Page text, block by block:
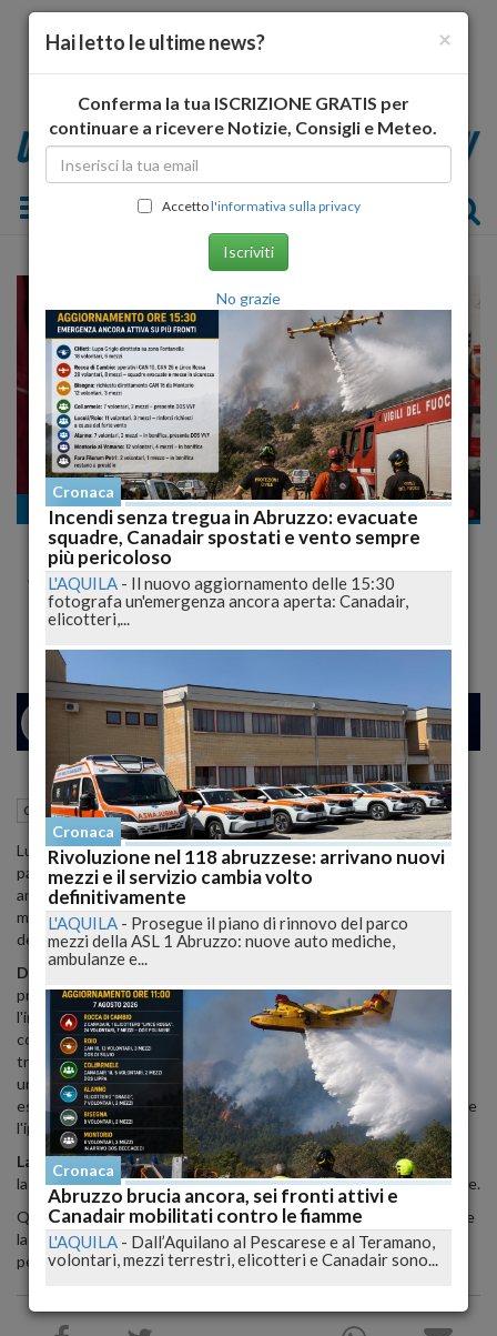
Toggle navigation
Cronaca nazionale
Tragedia a Villa d'Adda: Luca Carrara, 41
Anni, Muore in Incidente sul Lavoro
MILANO 24 26
Cronaca nazionale Villa d'Adda (BG) 17 Giugno 2024 12:51
Luca Carrara, titolare di un'officina, è stato trovato senza vita dai
parenti, dopo che non è rientrato a casa per il pranzo. L'uomo, 41
anni, aveva riportato un grave taglio al collo con un flessibile
mentre lavorava nell'officina. Nonostante l'intervento tempestivo
del 118, ogni tentativo di salvargli la vita è stato purtroppo inutile.
Dettagli dell'Incidente
presente per eseguire lavori su delle lastre. Si ipotizza che
l'incidente sia avvenuto durante queste operazioni. Le autorità
competenti, inclusi i carabinieri e la procura di Bergamo, stanno
trattando l'incidente come un infortunio sul lavoro. Sarà eseguita
un'autopsia per chiarire la dinamica esatta dell'accaduto e
escludere altre ipotesi, anche se al momento non sembra plausibile
l'ipotesi di un gesto volontario.
Lascia una Famiglia: Luca Carrara lascia la moglie e due figli,
lasciando un vuoto incolmabile nella comunità di Villa d'Adda e oltre.
Questa tragedia sottolinea l'importanza della sicurezza sul lavoro e
la necessità di misure precauzionali rigorose in ambienti industriali
per prevenire simili incidenti.
×
Hai letto le ultime news?
Conferma la tua ISCRIZIONE GRATIS per
continuare a ricevere Notizie, Consigli e Meteo.
Accettol'informativa sulla privacy
Iscriviti
No grazie
Cronaca
Incendi senza tregua in Abruzzo: evacuate
squadre, Canadair spostati e vento sempre
più pericoloso
L'AQUILA - Il nuovo aggiornamento delle 15:30
fotografa un'emergenza ancora aperta: Canadair,
elicotteri,...
Cronaca
Rivoluzione nel 118 abruzzese: arrivano nuovi
mezzi e il servizio cambia volto
definitivamente
L'AQUILA - Prosegue il piano di rinnovo del parco
mezzi della ASL 1 Abruzzo: nuove auto mediche,
ambulanze e...
Cronaca
Abruzzo brucia ancora, sei fronti attivi e
Canadair mobilitati contro le fiamme
L'AQUILA - Dall’Aquilano al Pescarese e al Teramano,
volontari, mezzi terrestri, elicotteri e Canadair sono...